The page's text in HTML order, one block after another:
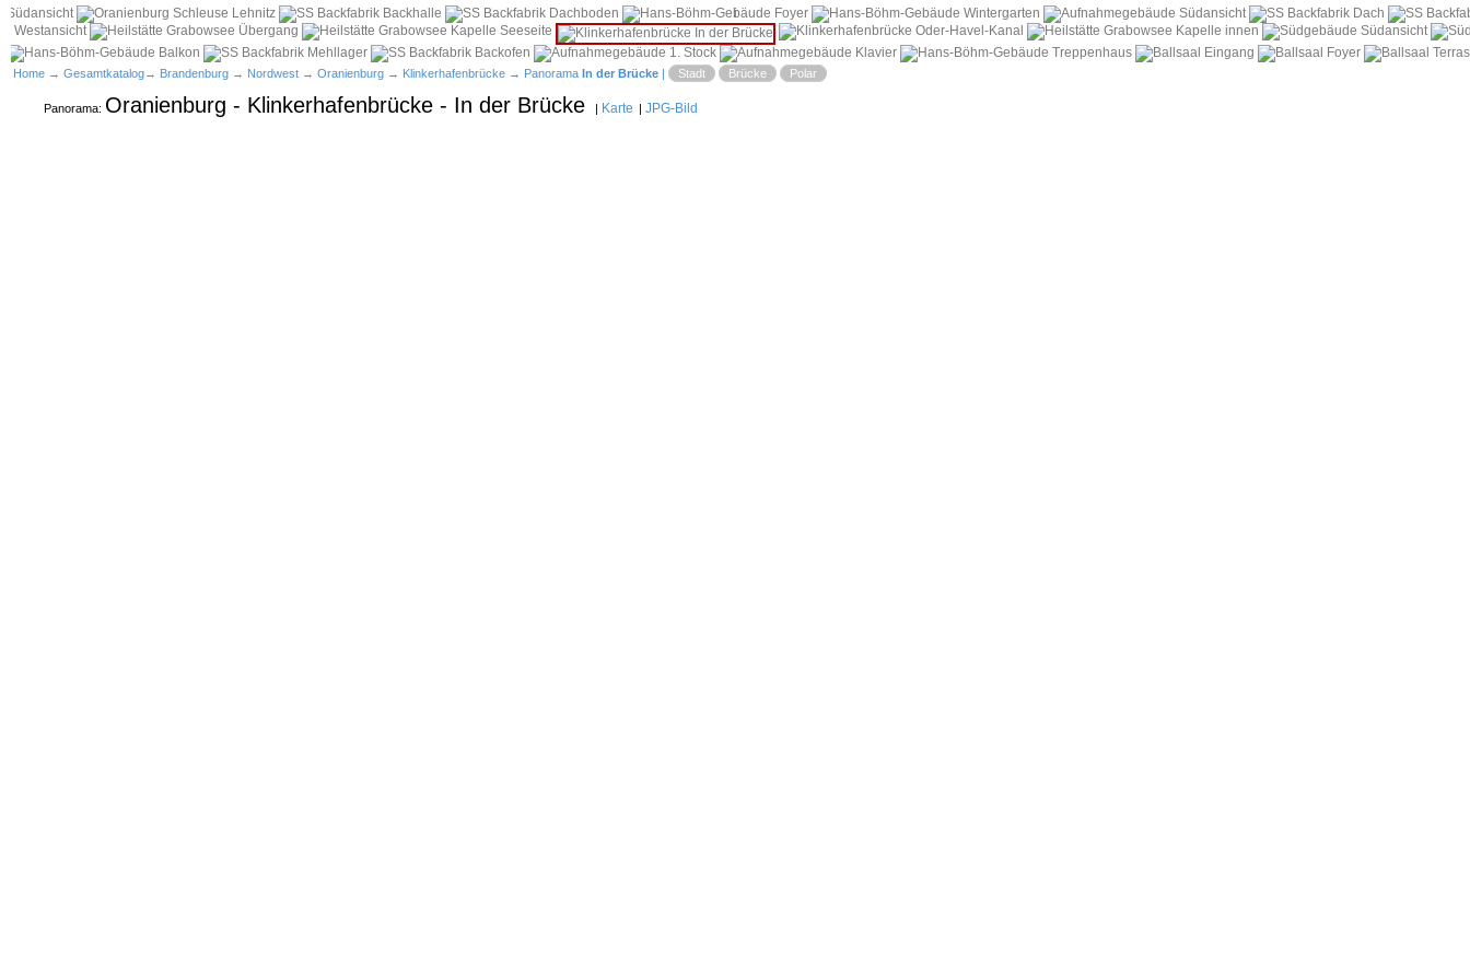
Home → Gesamtkatalog→ Brandenburg → Nordwest → Oranienburg → Klinkerhafenbrücke → Panorama In der Brücke | Stadt Brücke Polar
Panorama: Oranienburg - Klinkerhafenbrücke - In der Brücke | Karte | JPG-Bild
i